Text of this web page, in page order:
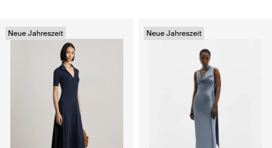
Neue Jahreszeit Neue Jahreszeit